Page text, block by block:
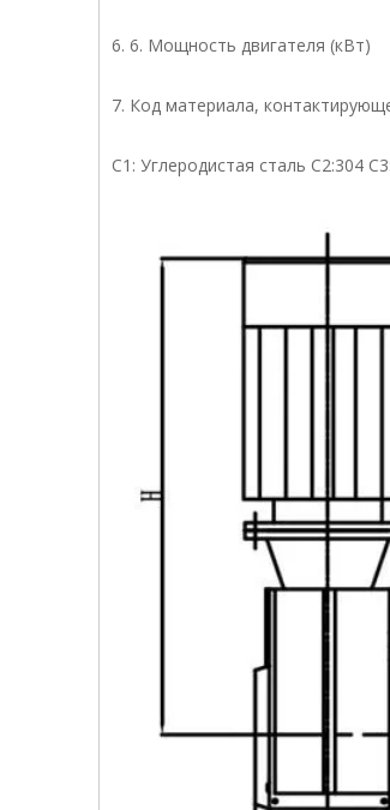
6. 6. Мощность двигателя (кВт)
7. Код материала,
C1: Углеродистая сталь C2:304